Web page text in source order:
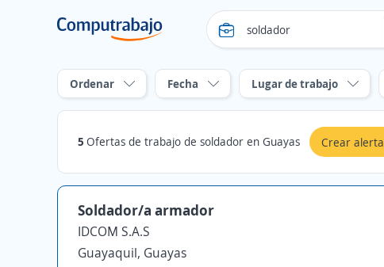
Ordenar Fecha Lugar de trabajo
5 Ofertas de trabajo de soldador en Guayas Crear alerta
Soldador/a armador
IDCOM S.A.S
Guayaquil, Guayas